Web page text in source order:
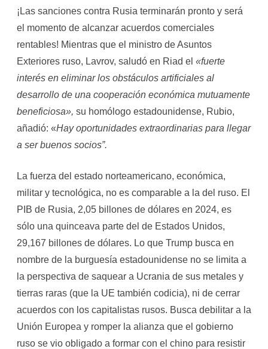
¡Las sanciones contra Rusia terminarán pronto y será
el momento de alcanzar acuerdos comerciales
rentables! Mientras que el ministro de Asuntos
Exteriores ruso, Lavrov, saludó en Riad el «fuerte
interés en eliminar los obstáculos artificiales al
desarrollo de una cooperación económica mutuamente
beneficiosa», su homólogo estadounidense, Rubio,
añadió: «Hay oportunidades extraordinarias para llegar
a ser buenos socios”.
La fuerza del estado norteamericano, económica,
militar y tecnológica, no es comparable a la del ruso. El
PIB de Rusia, 2,05 billones de dólares en 2024, es
sólo una quinceava parte del de Estados Unidos,
29,167 billones de dólares. Lo que Trump busca en
nombre de la burguesía estadounidense no se limita a
la perspectiva de saquear a Ucrania de sus metales y
tierras raras (que la UE también codicia), ni de cerrar
acuerdos con los capitalistas rusos. Busca debilitar a la
Unión Europea y romper la alianza que el gobierno
ruso se vio obligado a formar con el chino para resistir